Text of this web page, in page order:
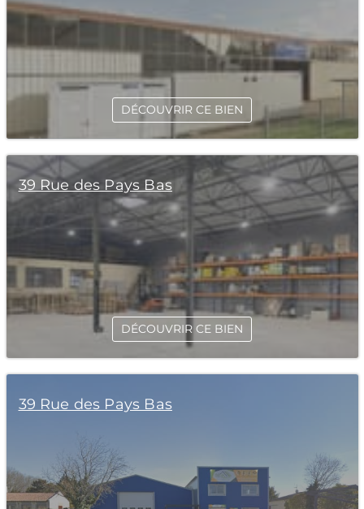
DÉCOUVRIR CE BIEN
39 Rue des Pays Bas
DÉCOUVRIR CE BIEN
39 Rue des Pays Bas